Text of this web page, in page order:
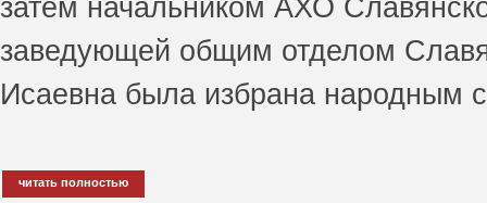
затем начальником АХО
заведующей общим отделом
Исаевна была избрана народным
читать полностью